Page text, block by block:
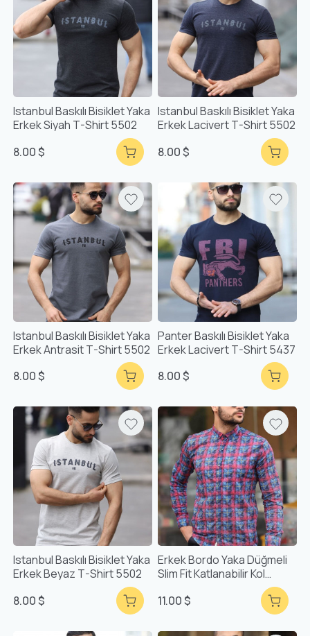
Istanbul Baskılı Bisiklet Yaka
Erkek Siyah T-Shirt 5502
8.00 $
Istanbul Baskılı Bisiklet Yaka
Erkek Lacivert T-Shirt 5502
8.00 $
Istanbul Baskılı Bisiklet Yaka
Erkek Antrasit T-Shirt 5502
8.00 $
Panter Baskılı Bisiklet Yaka
Erkek Lacivert T-Shirt 5437
8.00 $
Istanbul Baskılı Bisiklet Yaka
Erkek Beyaz T-Shirt 5502
8.00 $
Erkek Bordo Yaka Düğmeli
Slim Fit Katlanabilir Kol
Desenli Gömlek F5211
11.00 $